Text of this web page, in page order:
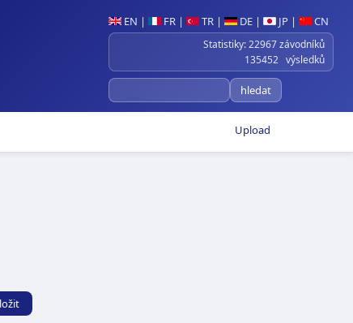
EN | FR | TR | DE | JP | CN
Statistiky: 22967 závodníků
135452 výsledků
Upload